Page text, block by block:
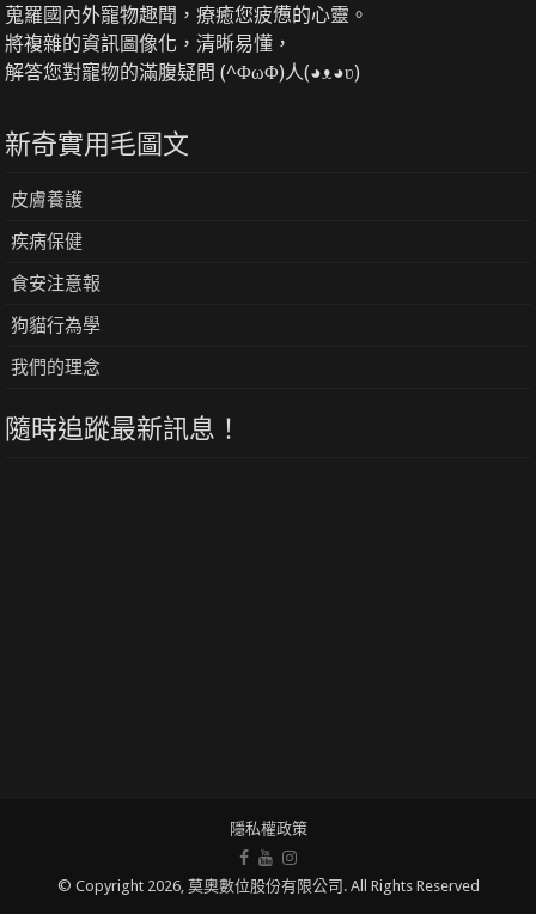
蒐羅國內外寵物趣聞，療癒您疲憊的心靈。
將複雜的資訊圖像化，清晰易懂，
解答您對寵物的滿腹疑問 (^ΦωΦ)人(◕ᴥ◕ʋ)
新奇實用毛圖文
皮膚養護
疾病保健
食安注意報
狗貓行為學
我們的理念
隨時追蹤最新訊息！
隱私權政策
© Copyright 2026, 莫奧數位股份有限公司. All Rights Reserved